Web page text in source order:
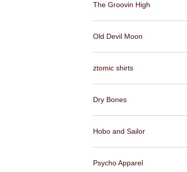
The Groovin High
Old Devil Moon
ztomic shirts
Dry Bones
Hobo and Sailor
Psycho Apparel